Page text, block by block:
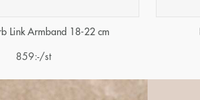
Link Armband 18-22 cm
859:-/st